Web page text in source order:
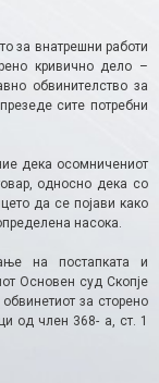
за внатрешни работи
кривично дело –
обвинителство за
сите потребни
дека осомничениот
односно дека со
да се појави како
насока.
на постапката и
Основен суд Скопје
за сторено
од член 368- а, ст. 1